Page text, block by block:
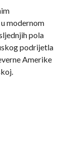
modernom
pola
podrijetla
Amerike